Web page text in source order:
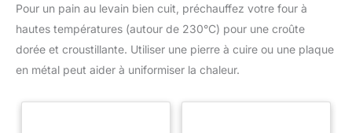
Pour un pain au levain bien cuit, préchauffez votre four à
hautes températures (autour de 230°C) pour une croûte
dorée et croustillante. Utiliser une pierre à cuire ou une plaque
en métal peut aider à uniformiser la chaleur.